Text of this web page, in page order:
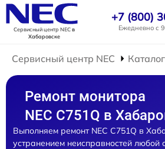
Сервисный центр NECв
Хабаровске
+7 (800)
Ежедневно с
Сервисный центр NEC
Ремонт монитора
NEC C751Q в
Выполняем ремонт NEC C751Q в
устранением неисправностей любой